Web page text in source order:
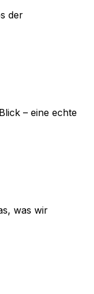
der
– eine echte
was wir